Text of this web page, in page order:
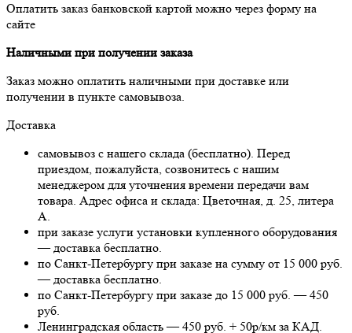
Оплатить заказ банковской картой можно через форму на
сайте
Наличными при получении заказа
Заказ можно оплатить наличными при доставке или
получении в пункте самовывоза.
Доставка
самовывоз с нашего склада (бесплатно). Перед
приездом, пожалуйста, созвонитесь с нашим
менеджером для уточнения времени передачи вам
товара. Адрес офиса и склада: Цветочная, д. 25, литера
А.
при заказе услуги установки купленного оборудования
— доставка бесплатно.
по Санкт-Петербургу при заказе на сумму от 15 000 руб.
— доставка бесплатно.
по Санкт-Петербургу при заказе до 15 000 руб. — 450
руб.
Ленинградская область — 450 руб. + 50р/км за КАД.